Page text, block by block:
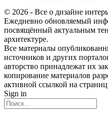
© 2026 - Все о дизайне
Ежедневно обновляемый
посвящённый актуальным
архитектуре.
Все материалы
источников и других
авторство принадлежат их
копирование материалов
активной ссылкой на
Sign in